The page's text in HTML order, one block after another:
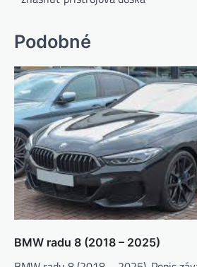
Podobné
BMW radu 8 (2018 – 2025)